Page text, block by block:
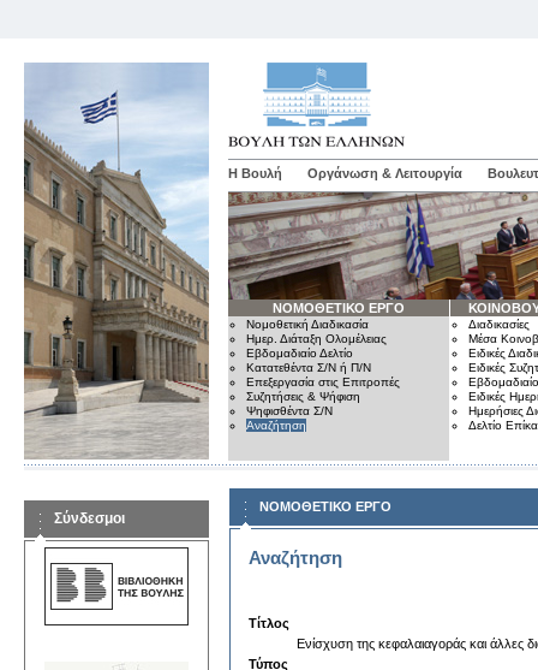
Η Βουλή Οργάνωση & Λειτουργία
ΝΟΜΟΘΕΤΙΚΟ ΕΡΓΟ
Νομοθετική Διαδικασία
Ημερ. Διάταξη Ολομέλειας
Εβδομαδιαίο Δελτίο
Κατατεθέντα Σ/Ν ή Π/Ν
Επεξεργασία στις Επιτροπές
Συζητήσεις & Ψήφιση
Ψηφισθέντα Σ/Ν
Αναζήτηση
Διαδικασίες
Μέσα
Ειδικές
Ειδικές
Εβδομαδιαίο
Ειδικές
Ημερήσιες
Δελτίο
Σύνδεσμοι
ΝΟΜΟΘΕΤΙΚΟ ΕΡΓΟ
Αναζήτηση
Τίτλος
Ενίσχυση της κεφαλαιαγοράς και άλλες
Τύπος